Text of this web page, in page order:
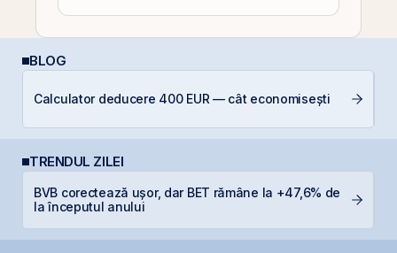
BLOG
Calculator deducere 400 EUR — cât economisești
TRENDUL ZILEI
BVB corectează ușor, dar BET rămâne la +47,6% de
la începutul anului